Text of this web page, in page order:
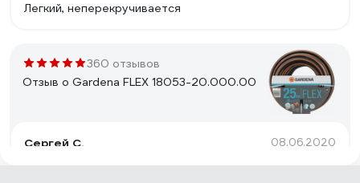
Легкий, неперекручивается
360 отзывов
Отзыв о Gardena FLEX 18053-20.000.00
Сергей С. 08.06.2020
Очень хорошее армирование и материал: под